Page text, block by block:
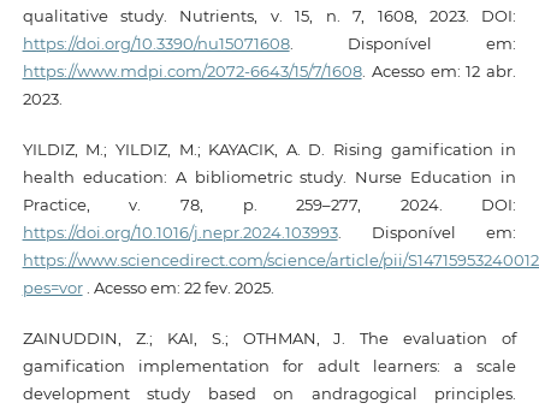
qualitative study. Nutrients, v. 15, n. 7, 1608, 2023. DOI:
https://doi.org/10.3390/nu15071608. Disponível em:
https://www.mdpi.com/2072-6643/15/7/1608. Acesso em: 12 abr.
2023.
YILDIZ, M.; YILDIZ, M.; KAYACIK, A. D. Rising gamification in
health education: A bibliometric study. Nurse Education in
Practice, v. 78, p. 259–277, 2024. DOI:
https://doi.org/10.1016/j.nepr.2024.103993. Disponível em:
https://www.sciencedirect.com/science/article/pii/
pes=vor. Acesso em: 22 fev. 2025.
ZAINUDDIN, Z.; KAI, S.; OTHMAN, J. The evaluation of
gamification implementation for adult learners: a scale
development study based on andragogical principles.